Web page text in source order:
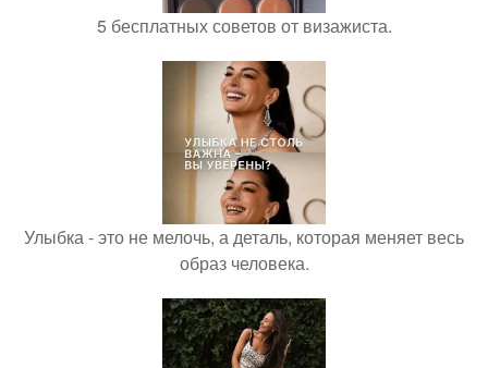
5 бесплатных советов от визажиста.
Улыбка - это не мелочь, а деталь, которая меняет весь
образ человека.